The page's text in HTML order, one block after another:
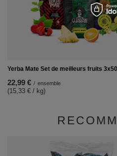
Yerba Mate Set de meilleurs fruits
22,99 € / ensemble
(15,33 € / kg)